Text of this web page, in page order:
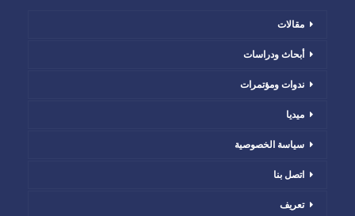
مقالات
أبحاث ودراسات
ندوات ومؤتمرات
ميديا
سياسة الخصوصية
اتصل بنا
تعريف